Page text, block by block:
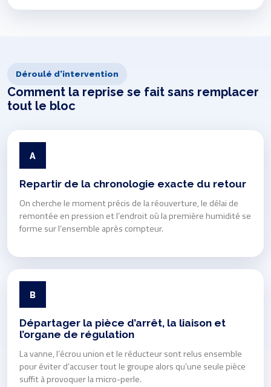
Déroulé d'intervention
Comment la reprise se fait sans remplacer
tout le bloc
A
Repartir de la chronologie exacte du retour
On cherche le moment précis de la réouverture, le délai de
remontée en pression et l’endroit où la première humidité se
forme sur l’ensemble après compteur.
B
Départager la pièce d’arrêt, la liaison et
l’organe de régulation
La vanne, l’écrou union et le réducteur sont relus ensemble
pour éviter d’accuser tout le groupe alors qu’une seule pièce
suffit à provoquer la micro-perle.